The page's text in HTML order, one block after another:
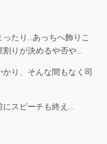
たり…あっちへ飾りこ
割りが決めるや否や…
り、そんな間もなく司
スピーチも終え…